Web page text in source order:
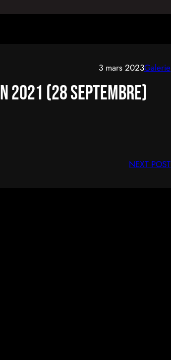
3 mars 2023Galerie
2021 (28 septembre)
NEXT POST